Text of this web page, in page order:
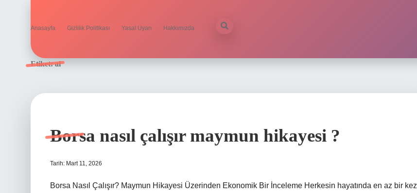
Anasayfa Gizlilik Politikası Yasal Uyarı Hakkımızda
Etiket:al
Borsa nasıl çalışır maymun hikayesi ?
Tarih: Mart 11, 2026
Borsa Nasıl Çalışır? Maymun Hikayesi Üzerinden Ekonomik Bir İnceleme Herkesin hayatında en az bir kez